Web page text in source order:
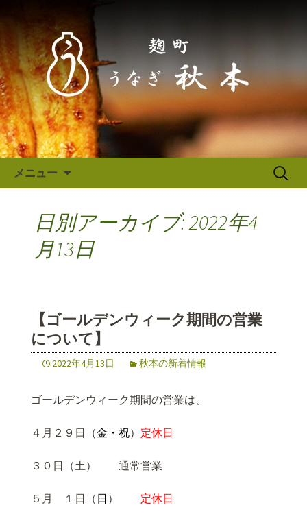
東京（麹町／半蔵門） うなぎ
秋本からのお知らせ
東京（麹町／半蔵門） うなぎ秋本か
らのお知らせ
メニュー
検
日別アーカイブ: 2022年4
月13日
【ゴールデンウィーク期間の営業
について】
2022年4月13日 秋本の新着情報
ゴールデンウィーク期間の営業は、
４月２９日（金・祝） 定休日
３０日（土） 通常営業
５月 １日（ 日 ） 定休日